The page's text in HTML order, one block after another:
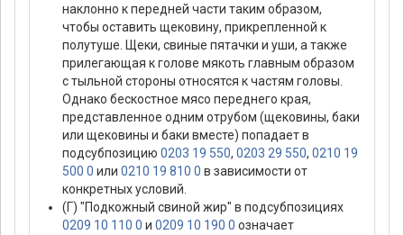
наклонно к передней части таким образом,
чтобы оставить щековину, прикрепленной к
полутуше. Щеки, свиные пятачки и уши, а также
прилегающая к голове мякоть главным образом
с тыльной стороны относятся к частям головы.
Однако бескостное мясо переднего края,
представленное одним отрубом (щековины, баки
или щековины и баки вместе) попадает в
подсубпозицию 0203 19 550, 0203 29 550, 0210 19
500 0 или 0210 19 810 0 в зависимости от
конкретных условий.
(Г) "Подкожный свиной жир" в подсубпозициях
0209 10 110 0 и 0209 10 190 0 означает